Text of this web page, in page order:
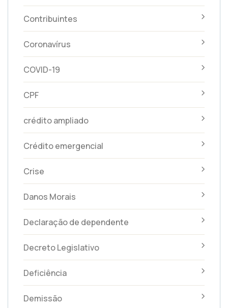
Contribuintes
Coronavírus
COVID-19
CPF
crédito ampliado
Crédito emergencial
Crise
Danos Morais
Declaração de dependente
Decreto Legislativo
Deficiência
Demissão